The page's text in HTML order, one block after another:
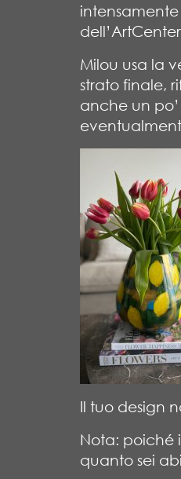
Milou usa la
strato finale,
anche un
Il tuo design
Nota: poiché
quanto sei